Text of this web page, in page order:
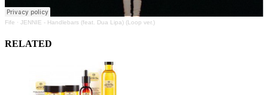
Fife · JENNIE - Handlebars (feat. Dua Lipa) (Loop ver.)
RELATED